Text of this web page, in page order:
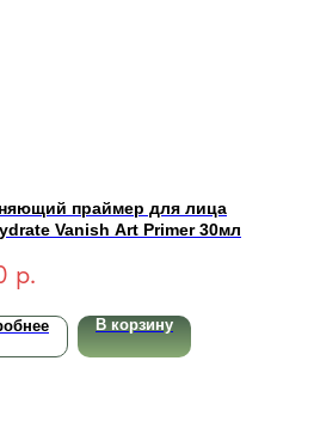
праймер для лица
Vanish Art Primer 30мл
р.
В корзину